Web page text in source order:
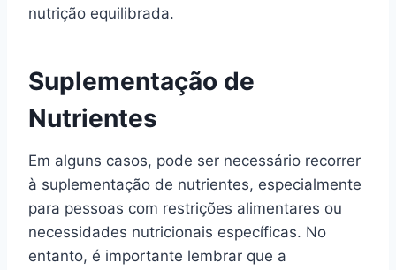
nutrição equilibrada.
Suplementação de
Nutrientes
Em alguns casos, pode ser necessário recorrer
à suplementação de nutrientes, especialmente
para pessoas com restrições alimentares ou
necessidades nutricionais específicas. No
entanto, é importante lembrar que a